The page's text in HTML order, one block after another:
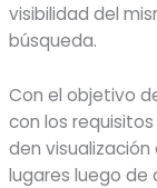
visibilidad del
búsqueda.
Con el objetivo
con los
den
lugares luego de